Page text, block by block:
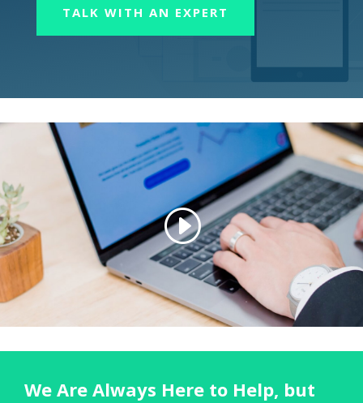
TALK WITH AN EXPERT
We Are Always Here to Help, but